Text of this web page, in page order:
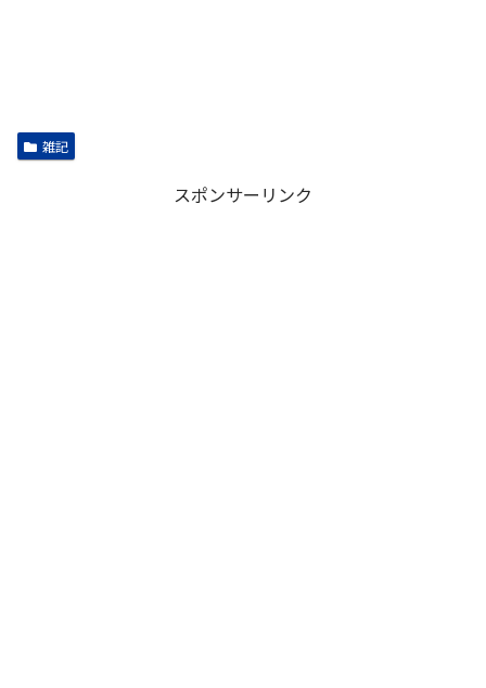
雑記
スポンサーリンク